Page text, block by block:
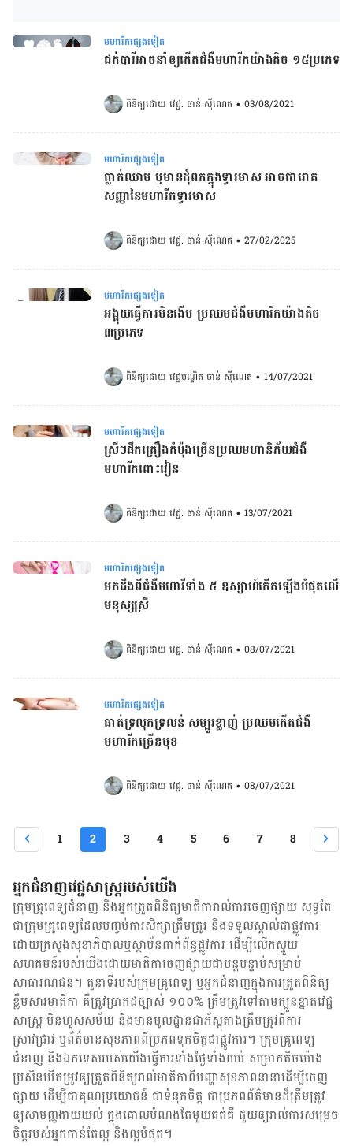
មហារីកផ្សេងទៀត
ជក់បារីអាចនាំឲ្យ​កើត​ជំងឺមហារីកយ៉ាងតិច ១៥ប្រភេទ
ពិនិត្យដោយ វេជ្ជ. ចាន់ ស៊ីណេត • 03/08/2021
មហារីកផ្សេងទៀត
ធ្លាក់ឈាម ឬមានដុំពកក្នុងទ្វារមាស អាចជារោគ
សញ្ញានៃ​មហារីក​ទ្វារ​មាស​
ពិនិត្យដោយ វេជ្ជ. ចាន់ ស៊ីណេត • 27/02/2025
មហារីកផ្សេងទៀត
អង្គុយធ្វើការមិនងើប ប្រឈមជំងឺមហារីកយ៉ាងតិច
៣ប្រភេទ
ពិនិត្យដោយ វេជ្ជបណ្ឌិត ចាន់ ស៊ីណេត • 14/07/2021
មហារីកផ្សេងទៀត
ស្រីៗផឹកគ្រឿងកំប៉ុងច្រើនប្រឈម​ហានិភ័យ​​​ជំងឺ​
មហារីក​ពោះវៀន
ពិនិត្យដោយ វេជ្ជ. ចាន់ ស៊ីណេត • 13/07/2021
មហារីកផ្សេងទៀត
មកដឹងពីជំងឺមហារីទាំង ៥ ឧស្សាហ៍កើតឡើងបំផុតលើ
មនុស្សស្រី
ពិនិត្យដោយ វេជ្ជ. ចាន់ ស៊ីណេត • 08/07/2021
មហារីកផ្សេងទៀត
ធាត់ទ្រលុកទ្រលន់ សម្បូរខ្លាញ់ ប្រឈមកើតជំងឺ
មហារីកច្រើនមុខ
ពិនិត្យដោយ វេជ្ជ. ចាន់ ស៊ីណេត • 08/07/2021
1 2 3 4 5 6 7 8
អ្នកជំនាញវេជ្ជសាស្ត្ររបស់យើង
ក្រុមគ្រូពេទ្យជំនាញ និង​អ្នក​ត្រួតពិនិត្យ​មាតិការាល់ការចេញផ្សាយ សុទ្ធតែ
ជា​ក្រុម​គ្រូពេទ្យ​ដែល​បញ្ចប់ការសិក្សាត្រឹមត្រូវ និង​ទទួល​ស្គាល់​ជាផ្លូវការ​
ដោយ​ក្រសួងសុខាភិបាលឬស្ថាប័ន​ពាក់ព័ន្ធ​ផ្លូវការ ដើម្បីលើកស្ទួយ​
សហគមន៍​របស់យើង​ដោយ​មាតិកា​ចេញផ្សាយជាបន្តបន្ទាប់សម្រាប់
សាធារណជន។ តួនាទីរបស់​ក្រុមគ្រូពេទ្យ ឬ​អ្នក​ជំនាញ​ក្នុងការ​ត្រួតពិនិត្យ​
ខ្លឹមសារ​មាតិកា គឺ​ត្រូវ​ប្រាកដ​ច្បាស់ ១០០% ត្រឹមត្រូវ​ទៅតាម​ក្បួនខ្នាតវេជ្ជ
សាស្ត្រ មិនហួសសម័យ និង​មានមូលដ្ឋាន​ជា​ភ័ស្តុតាង​ត្រឹមត្រូវ​ពី​ការ​
ស្រាវជ្រាវ ឬ​ព័ត៌មាន​សុខភាព​ពី​ប្រភព​ទុកចិត្ត​ជាផ្លូវការ។ ក្រុមគ្រូពេទ្យ
ជំនាញ និង​ឯកទេស​របស់យើង​ធ្វើការ​ទាំង​ថ្ងៃទាំងយប់ សម្រាក​តិចម៉ោង
ប្រសិន​បើ​តម្រូវ​ឲ្យ​ត្រួតពិនិត្យ​រាល់​មាតិកា​ពី​បញ្ហា​សុខភាព​នានា​ដើម្បី​ចេញ​
ផ្សាយ ដើម្បី​ជា​គុណប្រយោជន៍ ជា​ទំនុកចិត្ត ជា​ប្រភព​ព័ត៌មាន​ដ៏​ត្រឹមត្រូវ
ឲ្យសាមញ្ញ​ងាយយល់ ក្នុងគោលបំណង​តែមួយ​គត់​គឺ ជួយ​ឲ្យ​រាល់ការសម្រេច
ចិត្ត​របស់​អ្នក​កាន់តែ​ល្អ និង​ល្អ​បំផុត។